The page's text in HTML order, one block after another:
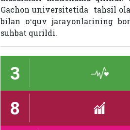
Gachon universitetida tahsil
bilan oʻquv jarayonlarining
suhbat qurildi.
3
8